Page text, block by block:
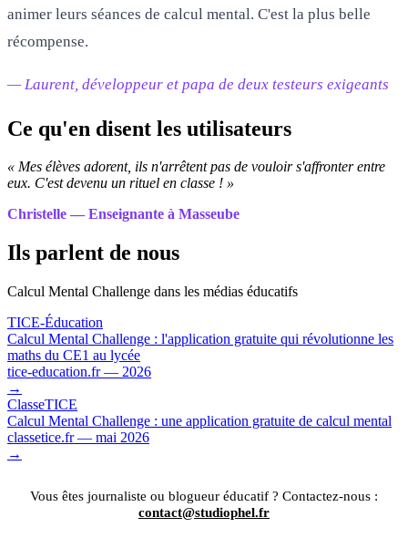
animer leurs séances de calcul mental. C'est la plus belle
récompense.
— Laurent, développeur et papa de deux testeurs exigeants
Ce qu'en disent les utilisateurs
« Mes élèves adorent, ils n'arrêtent pas de vouloir s'affronter entre
eux. C'est devenu un rituel en classe ! »
Christelle — Enseignante à Masseube
Ils parlent de nous
Calcul Mental Challenge dans les médias éducatifs
TICE-Éducation
Calcul Mental Challenge : l'application gratuite qui révolutionne les
maths du CE1 au lycée
tice-education.fr — 2026
→
ClasseTICE
Calcul Mental Challenge : une application gratuite de calcul mental
classetice.fr — mai 2026
→
Vous êtes journaliste ou blogueur éducatif ? Contactez-nous :
contact@studiophel.fr